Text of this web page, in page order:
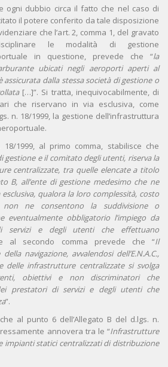
ogni dubbio circa il fatto che nel caso di
il potere conferito da tale disposizione
che l’art. 2, comma 1, del gravato
le modalità di gestione
in questione, prevede che “la
ubicati negli aeroporti aperti al
assicurata dalla stessa società di gestione o
[…]”. Si tratta, inequivocabilmente, di
che riservano in via esclusiva, come
n. 18/1999, la gestione dell’infrastruttura
18/1999, al primo comma, stabilisce che
gestione e il comitato degli utenti, riserva la
centralizzate, tra quelle elencate a titolo
B, all’ente di gestione medesimo che ne
qualora la loro complessità, costo
ne consentono la suddivisione o
eventualmente obbligatorio l’impiego da
servizi e degli utenti che effettuano
al secondo comma prevede che “Il
navigazione, avvalendosi dell’E.N.A.C.,
delle infrastrutture centralizzate si svolga
obiettivi e non discriminatori che
prestatori di servizi e degli utenti che
”.
al punto 6 dell’Allegato B del d.lgs. n.
annovera tra le “Infrastrutture
impianti statici centralizzati di distribuzione